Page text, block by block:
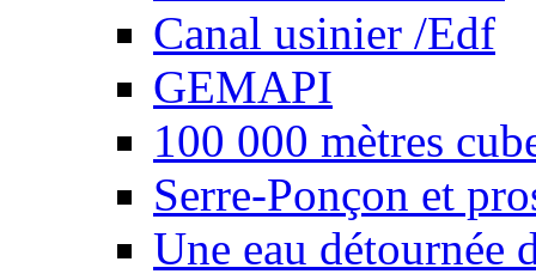
Canal usinier /Edf
GEMAPI
100 000 mètres
Serre-Ponçon et
Une eau détournée